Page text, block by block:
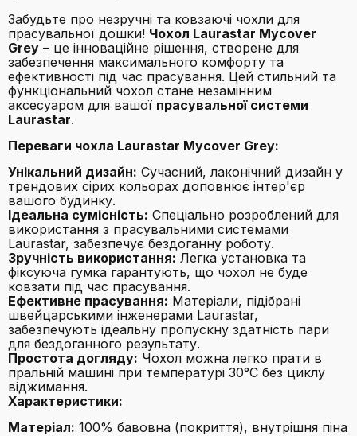
Забудьте про незручні та ковзаючі чохли для
прасувальної дошки! Чохол Laurastar Mycover
Grey – це інноваційне рішення, створене для
забезпечення максимального комфорту та
ефективності під час прасування. Цей стильний та
функціональний чохол стане незамінним
аксесуаром для вашої прасувальної системи
Laurastar.
Переваги чохла Laurastar Mycover Grey:
Унікальний дизайн: Сучасний, лаконічний дизайн у
трендових сірих кольорах доповнює інтер'єр
вашого будинку.
Ідеальна сумісність: Спеціально розроблений для
використання з прасувальними системами
Laurastar, забезпечує бездоганну роботу.
Зручність використання: Легка установка та
фіксуюча гумка гарантують, що чохол не буде
ковзати під час прасування.
Ефективне прасування: Матеріали, підібрані
швейцарськими інженерами Laurastar,
забезпечують ідеальну пропускну здатність пари
для бездоганного результату.
Простота догляду: Чохол можна легко прати в
пральній машині при температурі 30°C без циклу
віджимання.
Характеристики:
Матеріал: 100% бавовна (покриття), внутрішня піна